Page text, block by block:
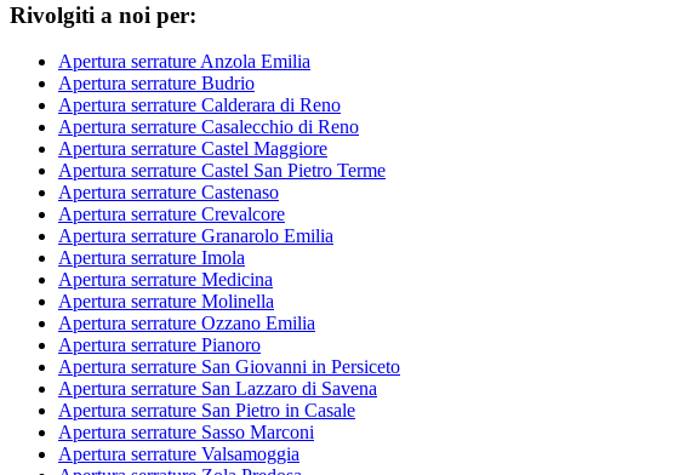
Rivolgiti a noi per:
Apertura serrature Anzola Emilia
Apertura serrature Budrio
Apertura serrature Calderara di Reno
Apertura serrature Casalecchio di Reno
Apertura serrature Castel Maggiore
Apertura serrature Castel San Pietro Terme
Apertura serrature Castenaso
Apertura serrature Crevalcore
Apertura serrature Granarolo Emilia
Apertura serrature Imola
Apertura serrature Medicina
Apertura serrature Molinella
Apertura serrature Ozzano Emilia
Apertura serrature Pianoro
Apertura serrature San Giovanni in Persiceto
Apertura serrature San Lazzaro di Savena
Apertura serrature San Pietro in Casale
Apertura serrature Sasso Marconi
Apertura serrature Valsamoggia